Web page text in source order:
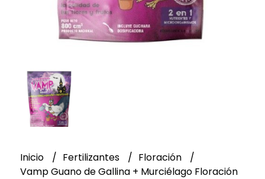
Inicio Fertilizantes
Floración
Vamp Guano de Gallina + Murciélago Floración